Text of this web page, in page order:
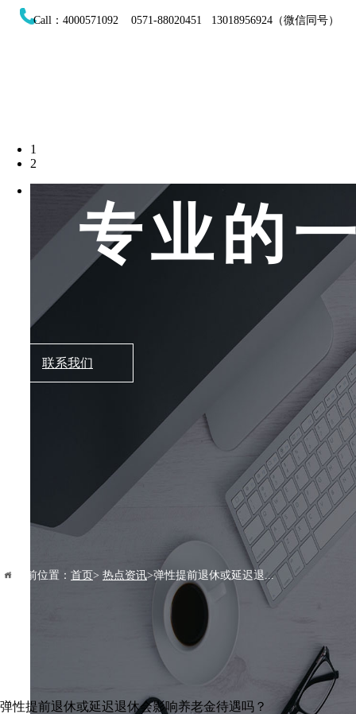
Call：4000571092 0571-88020451 13018956924（微信同号）
1
2
专业的
联系我们
当前位置： 首页> 热点资讯>弹性提前退休或延迟退...
弹性提前退休或延迟退休会影响养老金待遇吗？